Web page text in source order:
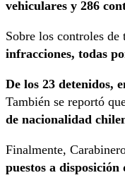
vehiculares y 286
Sobre los controles de
infracciones, todas
De los 23 detenidos,
También se reportó
de nacionalidad
Finalmente,
puestos a